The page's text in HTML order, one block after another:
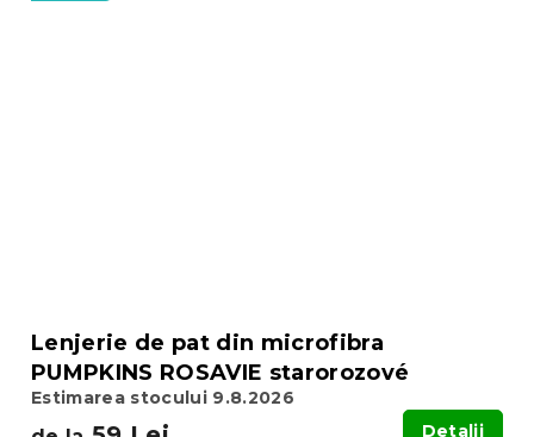
Lenjerie de pat din microfibra
PUMPKINS ROSAVIE starorozové
Estimarea stocului 9.8.2026
Detalii